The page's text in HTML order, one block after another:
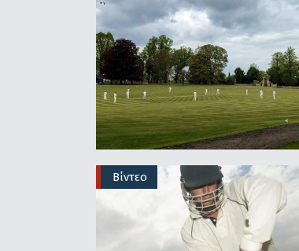
Βίντεο